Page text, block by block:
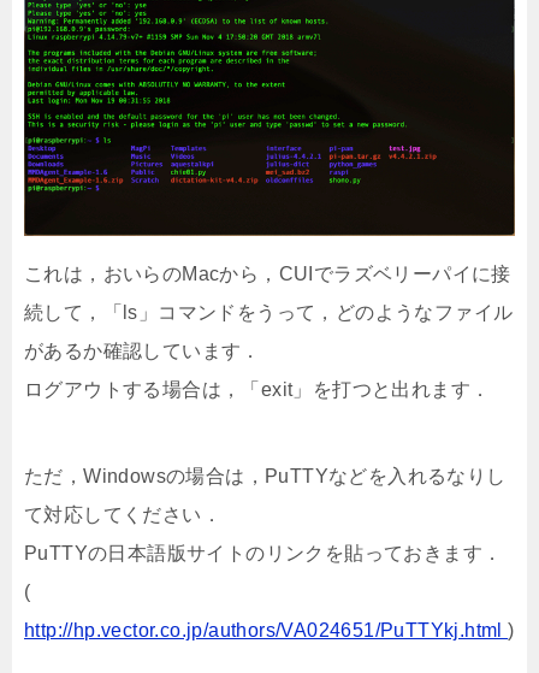
これは，おいらのMacから，CUIでラズベリーパイに接
続して，「ls」コマンドをうって，どのようなファイル
があるか確認しています．
ログアウトする場合は，「exit」を打つと出れます．
ただ，Windowsの場合は，PuTTYなどを入れるなりし
て対応してください．
PuTTYの日本語版サイトのリンクを貼っておきます．
(
http://hp.vector.co.jp/authors/VA024651/PuTTYkj.html)